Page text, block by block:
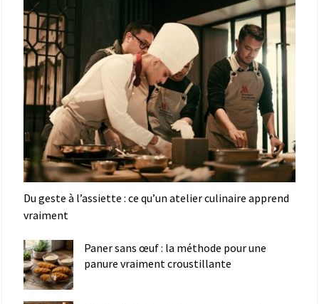
Du geste à l’assiette : ce qu’un atelier culinaire apprend
vraiment
Paner sans œuf : la méthode pour une
panure vraiment croustillante